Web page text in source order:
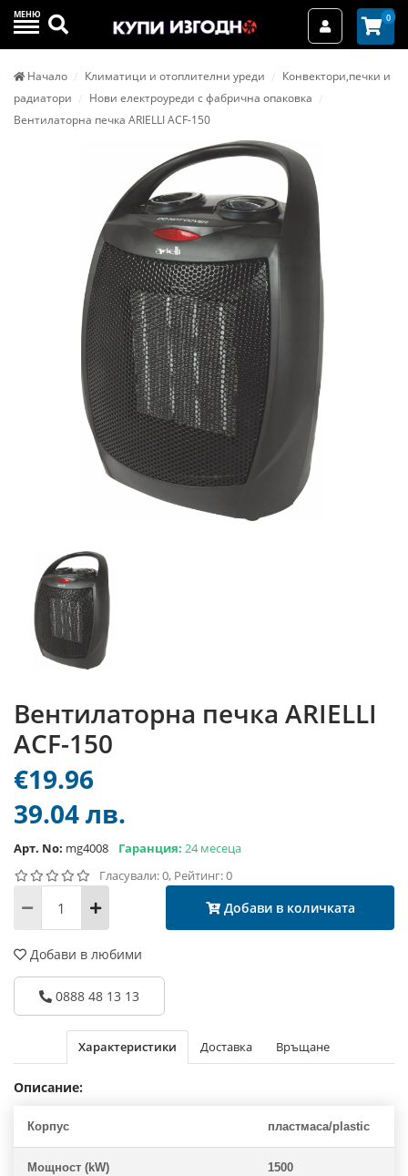
МЕНЮ Търси Вход / 0
Начало Климатици и отоплителни уреди
Конвектори,печки и
радиатори
Нови електроуреди с фабрична опаковка
Вентилаторна печка ARIELLI ACF-150
Вентилаторна печка ARIELLI
ACF-150
€19.96
39.04 лв.
Арт. No: mg4008 Гаранция: 24 месеца
Гласували: 0, Рейтинг: 0
Добави в количката
Добави в любими
0888 48 13 13
Характеристики Доставка Връщане
Описание:
Корпус пластмаса/plastic
Мощност (kW) 1500